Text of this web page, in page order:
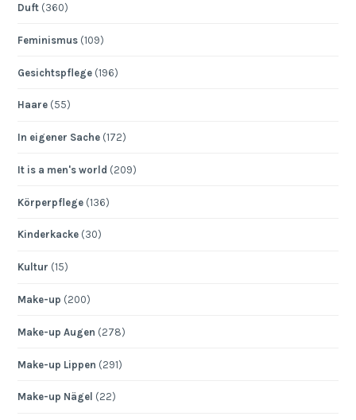
Duft (360)
Feminismus (109)
Gesichtspflege (196)
Haare (55)
In eigener Sache (172)
It is a men's world (209)
Körperpflege (136)
Kinderkacke (30)
Kultur (15)
Make-up (200)
Make-up Augen (278)
Make-up Lippen (291)
Make-up Nägel (22)